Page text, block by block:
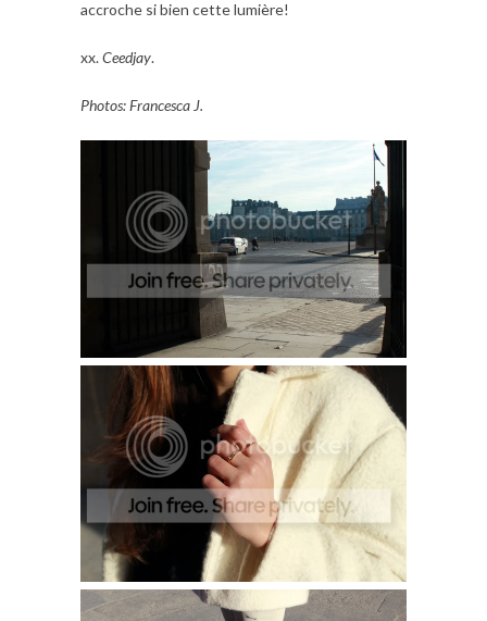
accroche si bien cette lumière!
xx.Ceedjay.
Photos: Francesca J.